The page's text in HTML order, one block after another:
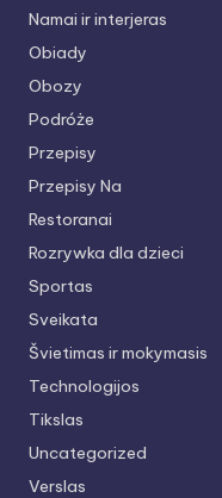
Namai ir interjeras
Obiady
Obozy
Podróże
Przepisy
Przepisy Na
Restoranai
Rozrywka dla dzieci
Sportas
Sveikata
Švietimas ir mokymasis
Technologijos
Tikslas
Uncategorized
Verslas